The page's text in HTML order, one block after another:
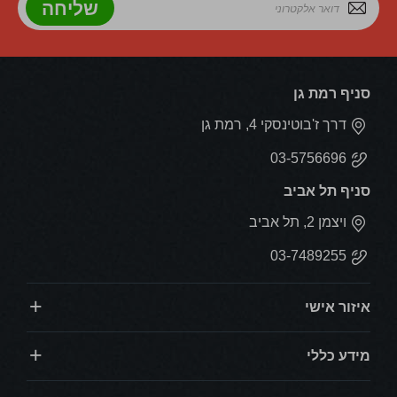
שליחה
סניף רמת גן
דרך ז'בוטינסקי 4, רמת גן
03-5756696
סניף תל אביב
ויצמן 2, תל אביב
03-7489255
איזור אישי
מידע כללי